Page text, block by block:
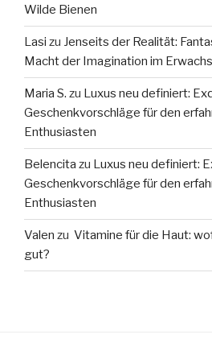
Wilde Bienen
Lasi zu Jenseits der Realität:
Macht der Imagination im
Maria S. zu Luxus neu definiert:
Geschenkvorschläge für den
Enthusiasten
Belencita zu Luxus neu definiert:
Geschenkvorschläge für den
Enthusiasten
Valen zu Vitamine für die Haut:
gut?